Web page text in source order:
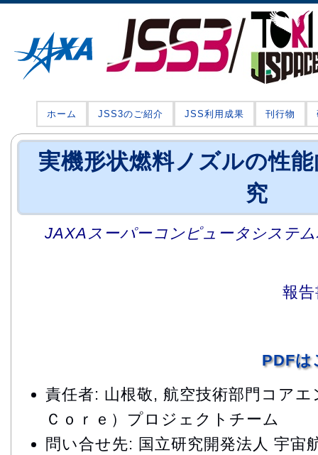
ホーム JSS3のご紹介 JSS利用成果 刊行物
実機形状燃料ノズルの性
究
JAXAスーパーコンピュータシステ
報
PDFは
責任者: 山根敬, 航空技術部門コア
Ｃｏｒｅ）プロジェクトチーム
問い合せ先: 国立研究開発法人 宇宙